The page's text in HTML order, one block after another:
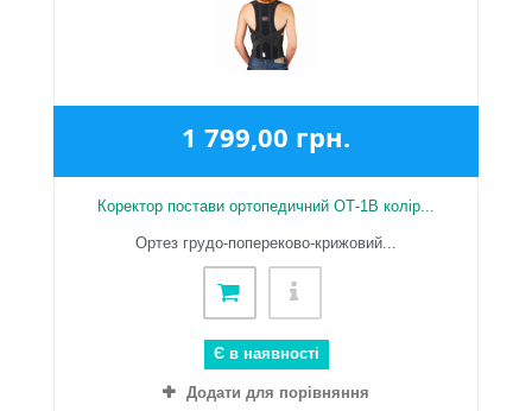
1 799,00 грн.
Коректор постави ортопедичний ОТ-1В колір...
Ортез грудо-попереково-крижовий...
Є в наявності
Додати для порівняння